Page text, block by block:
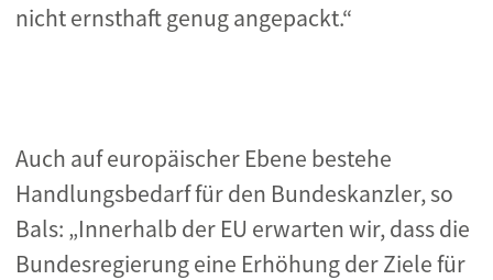
nicht ernsthaft genug angepackt.“
Auch auf europäischer Ebene bestehe
Handlungsbedarf für den Bundeskanzler, so
Bals: „Innerhalb der EU erwarten wir, dass die
Bundesregierung eine Erhöhung der Ziele für